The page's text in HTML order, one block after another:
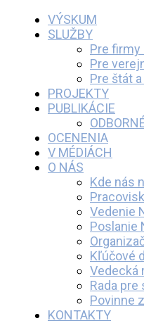
VÝSKUM
SLUŽBY
Pre firmy
Pre
Pre štát
PROJEKTY
PUBLIKÁCIE
OCENENIA
V MÉDIÁCH
O NÁS
Kde nás
Vedenie
Poslanie
Kľúčové
Vedecká
Rada
Povinne
KONTAKTY